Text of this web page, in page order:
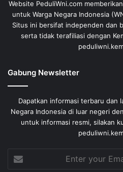
Website PeduliWni.com
untuk Warga Negara Indonesia
Situs ini bersifat independen dan
serta tidak terafiliasi dengan
Gabung Newsletter
Dapatkan informasi terbaru dan
Negara Indonesia di luar negeri
untuk informasi resmi, silakan
your